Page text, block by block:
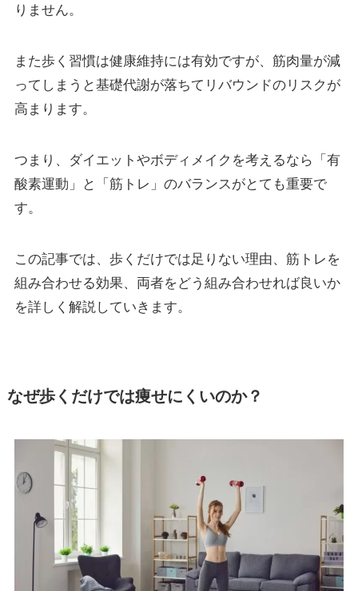
りません。
また歩く習慣は健康維持には有効ですが、筋肉量が減
ってしまうと基礎代謝が落ちてリバウンドのリスクが
高まります。
つまり、ダイエットやボディメイクを考えるなら「有
酸素運動」と「筋トレ」のバランスがとても重要で
す。
この記事では、歩くだけでは足りない理由、筋トレを
組み合わせる効果、両者をどう組み合わせれば良いか
を詳しく解説していきます。
なぜ歩くだけでは痩せにくいのか？